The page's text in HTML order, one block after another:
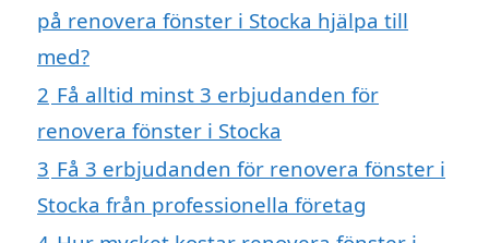
på renovera fönster i Stocka hjälpa till
med?
2 Få alltid minst 3 erbjudanden för
renovera fönster i Stocka
3 Få 3 erbjudanden för renovera fönster i
Stocka från professionella företag